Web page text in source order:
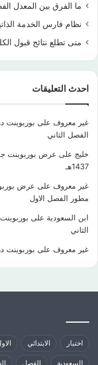
ما الفرق بين المعدل
نظام فارس الخدمة
متى تطلع نتائج قبول
احدث التعليقات
غير معروف على بوربوينت
الفصل الثاني
خليج على عرض بوربوينت
1437هـ
غير معروف على عرض
مطور الفصل الاول
ابن السعودية على
الثاني
غير معروف على بوربوينت
اختبار الابتدائي
السعودية الفصل